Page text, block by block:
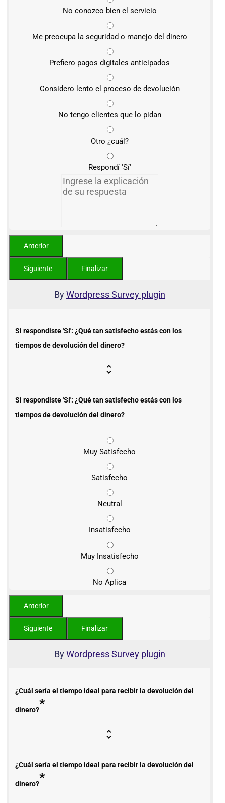
No conozco bien el servicio
Me preocupa la seguridad o manejo del dinero
Prefiero pagos digitales anticipados
Considero lento el proceso de devolución
No tengo clientes que lo pidan
Otro ¿cuál?
Respondí 'Sí'
ByWordpress Survey plugin
Si respondiste 'Sí': ¿Qué tan satisfecho estás con los
tiempos de devolución del dinero?
Si respondiste 'Sí': ¿Qué tan satisfecho estás con los
tiempos de devolución del dinero?
Muy Satisfecho
Satisfecho
Neutral
Insatisfecho
Muy Insatisfecho
No Aplica
ByWordpress Survey plugin
¿Cuál sería el tiempo ideal para recibir la devolución del
dinero?*
¿Cuál sería el tiempo ideal para recibir la devolución del
dinero?*